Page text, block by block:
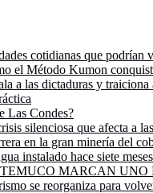
cotidianas que podrían
el Método Kumon
a las dictaduras y traiciona
Las Condes?
silenciosa que afecta a
en la gran minería del
instalado hace siete
MARCAN
se reorganiza para